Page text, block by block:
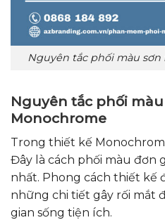
Nguyên tắc phối màu
Nguyên tắc phối
Monochrome
Trong thiết kế
Đây là cách phối màu đơn
nhất. Phong cách thiết kế
những chi tiết gây rối mắt
gian sống tiện ích.